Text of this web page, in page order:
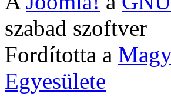
szabad szoftver
Fordította a
Egyesülete